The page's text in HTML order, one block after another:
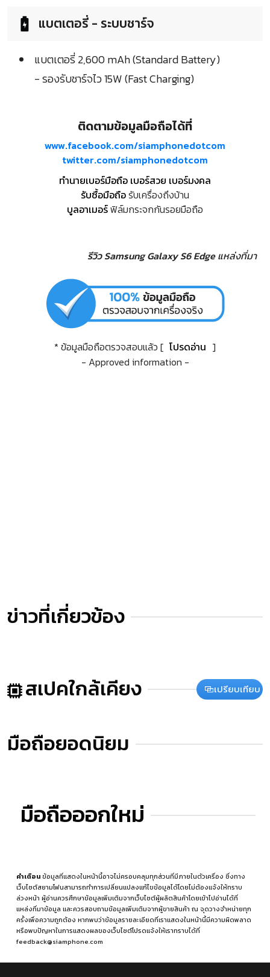
แบตเตอรี่ - ระบบชาร์จ
แบตเตอรี่ 2,600 mAh (Standard Battery)
- รองรับชาร์จไว 15W (Fast Charging)
ติดตามข้อมูลมือถือได้ที่
www.facebook.com/siamphonedotcom
twitter.com/siamphonedotcom
ทำนายเบอร์มือถือ เบอร์สวย เบอร์มงคล
รับซื้อมือถือรับเครื่องถึงบ้าน
บูลอาเมอร์ฟิล์มกระจกกันรอยมือถือ
รีวิว Samsung Galaxy S6 Edge แหล่งที่มา
* ข้อมูลมือถือตรวจสอบแล้ว [ โปรดอ่าน ]
- Approved information -
ข่าวที่เกี่ยวข้อง
สเปคใกล้เคียง เปรียบเทียบ
มือถือยอดนิยม
มือถือออกใหม่
คำเตือนข้อมูลที่แสดงในหน้านี้อาจไม่ครอบคลุมทุกส่วนที่มีภายในตัวเครื่อง ซึ่งทาง
เว็บไซต์สยามโฟนสามารถทำการเปลี่ยนแปลงแก้ไขข้อมูลได้โดยไม่ต้องแจ้งให้ทราบ
ล่วงหน้า ผู้อ่านควรศึกษาข้อมูลเพิ่มเติมจากเว็บไซต์ผู้ผลิตสินค้าโดยเข้าไปอ่านได้ที่
แหล่งที่มาข้อมูล และควรสอบถามข้อมูลเพิ่มเติมจากผู้ขายสินค้า ณ จุดวางจำหน่ายทุก
ครั้งเพื่อความถูกต้อง หากพบว่าข้อมูลรายละเอียดที่เราแสดงในหน้านี้มีความผิดพลาด
หรือพบปัญหาในการแสดงผลของเว็บไซต์โปรดแจ้งให้เราทราบได้ที่
feedback@siamphone.com